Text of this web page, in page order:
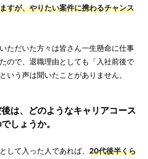
すが、やりたい案件に携わるチャンス
ただいた方々は皆さん一生懸命に仕事
ので、退職理由としても「入社前後で
いう声は聞いたことがありません。
は、どのようなキャリアコース
しょうか。
して入った人であれば、 20代後半くら